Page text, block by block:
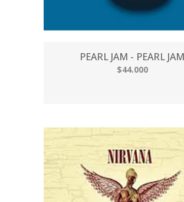
PEARL JAM - PEARL JAM
$44.000